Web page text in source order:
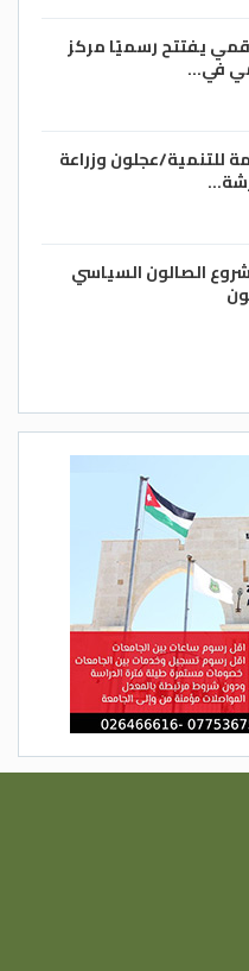
يفتتح رسميًا مركز
في…
للتنمية/عجلون وزراعة
الصالون السياسي